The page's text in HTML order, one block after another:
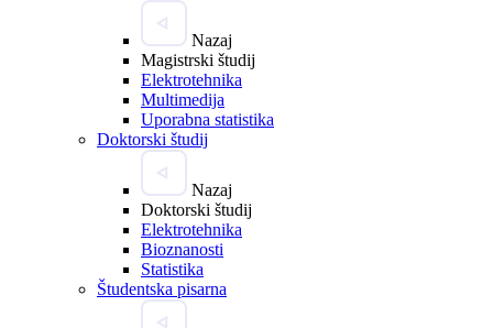
Nazaj
Magistrski študij
Elektrotehnika
Multimedija
Uporabna statistika
Doktorski študij
Nazaj
Doktorski študij
Elektrotehnika
Bioznanosti
Statistika
Študentska pisarna